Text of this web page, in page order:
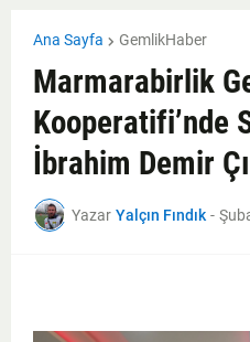
Ana Sayfa GemlikHaber
Marmarabirlik
Kooperatifi’nde
İbrahim Demir
Yazar Yalçın Fındık -